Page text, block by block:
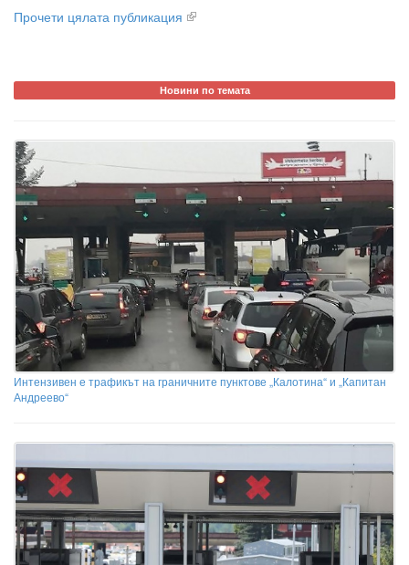
Прочети цялата публикация
Новини по темата
Интензивен е трафикът на граничните пунктове „Калотина“ и „Капитан
Андреево“